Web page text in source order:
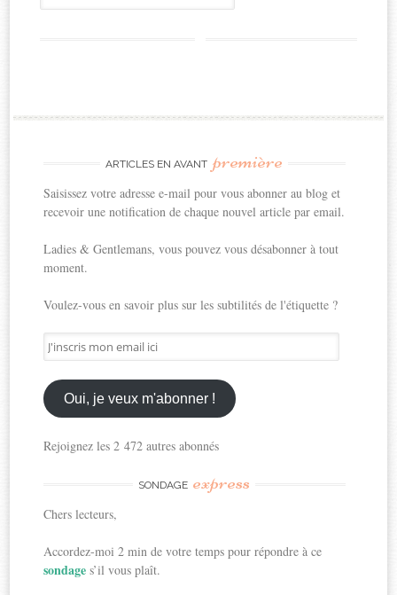
ARTICLES EN AVANT première
Saisissez votre adresse e-mail pour vous abonner au blog et
recevoir une notification de chaque nouvel article par email.
Ladies & Gentlemans, vous pouvez vous désabonner à tout
moment.
Voulez-vous en savoir plus sur les subtilités de l'étiquette ?
J'inscris
mon
email
ici
Oui, je veux m'abonner !
Rejoignez les 2 472 autres abonnés
SONDAGE express
Chers lecteurs,
Accordez-moi 2 min de votre temps pour répondre à ce
sondages’il vous plaît.